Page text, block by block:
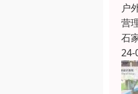
户
营
石
24-